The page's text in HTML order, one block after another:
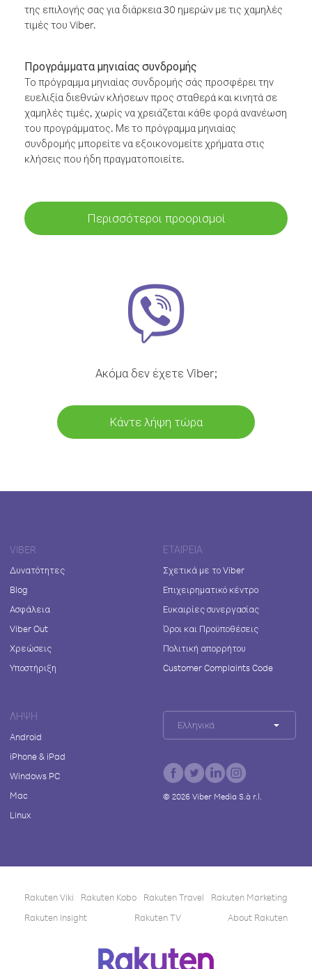
της επιλογής σας για διάρκεια 30 ημερών με τις χαμηλές
τιμές του Viber.
Προγράμματα μηνιαίας συνδρομής
Το πρόγραμμα μηνιαίας συνδρομής σάς προσφέρει την
ευελιξία διεθνών κλήσεων προς σταθερά και κινητά σε
χαμηλές τιμές, χωρίς να χρειάζεται κάθε φορά ανανέωση
του προγράμματος. Με το πρόγραμμα μηνιαίας
συνδρομής μπορείτε να εξοικονομείτε χρήματα στις
κλήσεις που ήδη πραγματοποιείτε.
Περισσότεροι προορισμοί
Ακόμα δεν έχετε Viber;
Κάντε λήψη τώρα
VIBER
Δυνατότητες
Blog
Ασφάλεια
Viber Out
Χρεώσεις
Υποστήριξη
ΕΤΑΙΡΕΊΑ
Σχετικά με το Viber
Επιχειρηματικό κέντρο
Ευκαιρίες συνεργασίας
Όροι και Προϋποθέσεις
Πολιτική απορρήτου
Customer Complaints Code
ΛΉΨΗ
Android
iPhone & iPad
Windows PC
Mac
Linux
Ελληνικά
© 2026Viber Media S.à r.l.
Rakuten Viki Rakuten Kobo Rakuten Travel
Rakuten Marketing
Rakuten Insight
Rakuten TV About Rakuten